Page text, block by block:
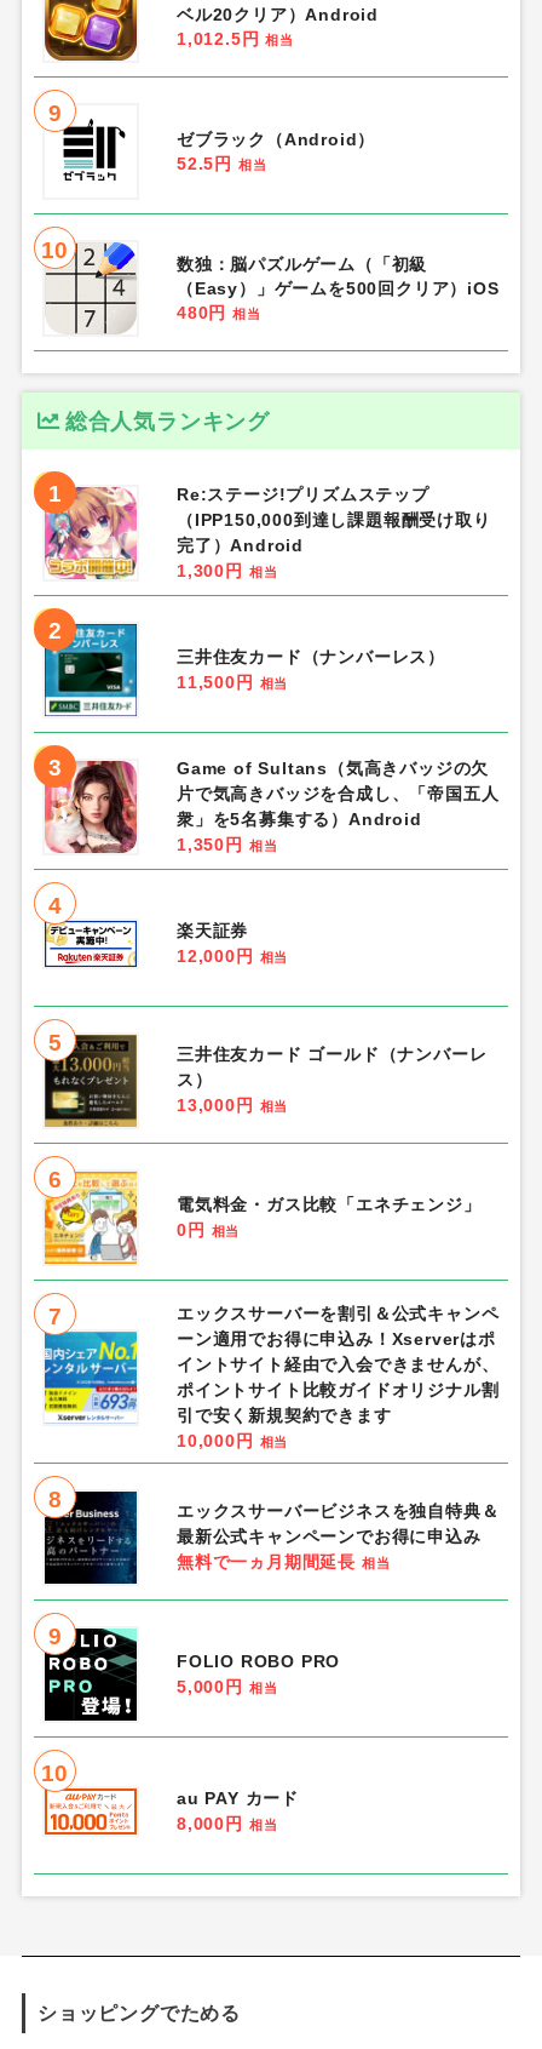
ベル20クリア）Android
1,012.5円
相当
9
ゼブラック（Android）
52.5円
相当
10
数独：脳パズルゲーム（「初級
（Easy）」ゲームを500回クリア）iOS
480円
相当
総合人気ランキング
1
Re:ステージ!プリズムステップ
（IPP150,000到達し課題報酬受け取り
完了）Android
1,300円
相当
2
三井住友カード（ナンバーレス）
11,500円
相当
3
Game of Sultans（気高きバッジの欠
片で気高きバッジを合成し、「帝国五人
衆」を5名募集する）Android
1,350円
相当
4
楽天証券
12,000円
相当
5
三井住友カード ゴールド（ナンバーレ
ス）
13,000円
相当
6
電気料金・ガス比較「エネチェンジ」
0円
相当
7
エックスサーバーを割引＆公式キャンペ
ーン適用でお得に申込み！Xserverはポ
イントサイト経由で入会できませんが、
ポイントサイト比較ガイドオリジナル割
引で安く新規契約できます
10,000円
相当
8
エックスサーバービジネスを独自特典＆
最新公式キャンペーンでお得に申込み
無料で一ヵ月期間延長 相当
9
FOLIO ROBO PRO
5,000円
相当
10
au PAY カード
8,000円
相当
ショッピングでためる